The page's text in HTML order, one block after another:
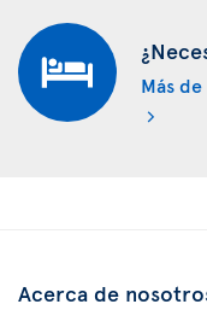
Más
Acerca de